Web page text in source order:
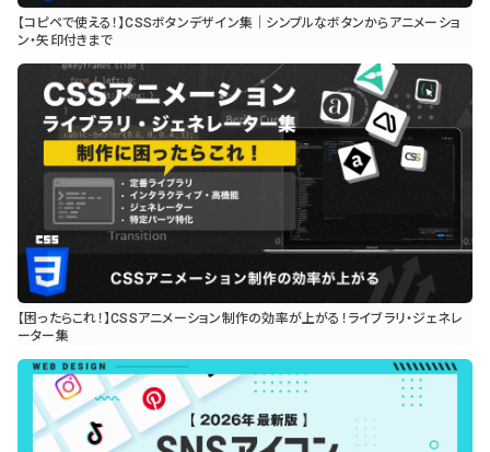
【コピペで使える！】CSSボタンデザイン集｜シンプルなボタンからアニメーショ
ン・矢印付きまで
【困ったらこれ！】CSSアニメーション制作の効率が上がる！ライブラリ・ジェネレ
ーター集